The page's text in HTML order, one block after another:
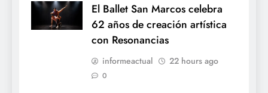
El Ballet San Marcos celebra
62 años de creación artística
con Resonancias
informeactual 22 hours ago
0